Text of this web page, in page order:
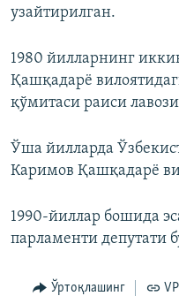
узайтирилган.
1980 йилларнинг
Қашқадарё
қўмитаси раиси
Ўша йилларда
Каримов Қашқадарё
1990-йиллар бошида
парламенти депутати
Ўртоқлашинг